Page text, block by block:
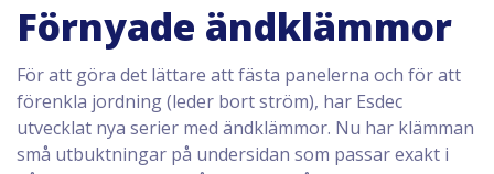
Förnyade ändklämmor
För att göra det lättare att fästa panelerna och för att
förenkla jordning (leder bort ström), har Esdec
utvecklat nya serier med ändklämmor. Nu har klämman
små utbuktningar på undersidan som passar exakt i